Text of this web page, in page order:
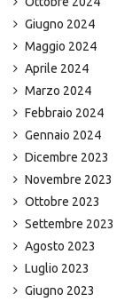
Giugno 2024
Maggio 2024
Aprile 2024
Marzo 2024
Febbraio 2024
Gennaio 2024
Dicembre 2023
Novembre 2023
Ottobre 2023
Settembre 2023
Agosto 2023
Luglio 2023
Giugno 2023